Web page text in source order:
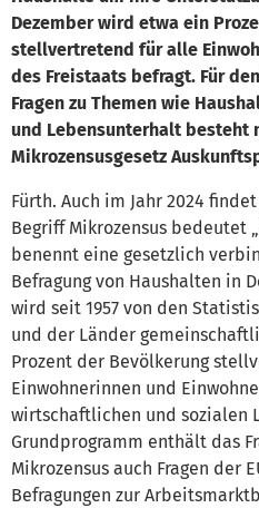
Dezember wird etwa ein
stellvertretend für alle
des Freistaats befragt. Für
Fragen zu Themen wie
und Lebensunterhalt besteht
Mikrozensusgesetz
Fürth. Auch im Jahr 2024
Begriff Mikrozensus bedeutet
benennt eine gesetzlich
Befragung von Haushalten in
wird seit 1957 von den
und der Länder
Prozent der Bevölkerung
Einwohnerinnen und
wirtschaftlichen und sozialen
Grundprogramm enthält das
Mikrozensus auch Fragen der
Befragungen zur